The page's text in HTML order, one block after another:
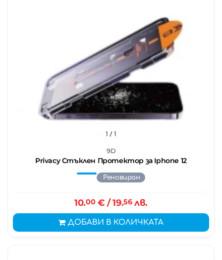
9D
Privacy Стъклен Протектор за Iphone 12
1 / 1
Реновиран
10.00€ / 19.56лв.
ДОБАВИ В КОЛИЧКАТА